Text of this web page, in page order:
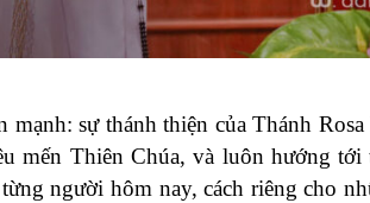
mạnh: sự thánh thiện của Thánh
mến Thiên Chúa, và luôn hướng
người hôm nay, cách riêng cho